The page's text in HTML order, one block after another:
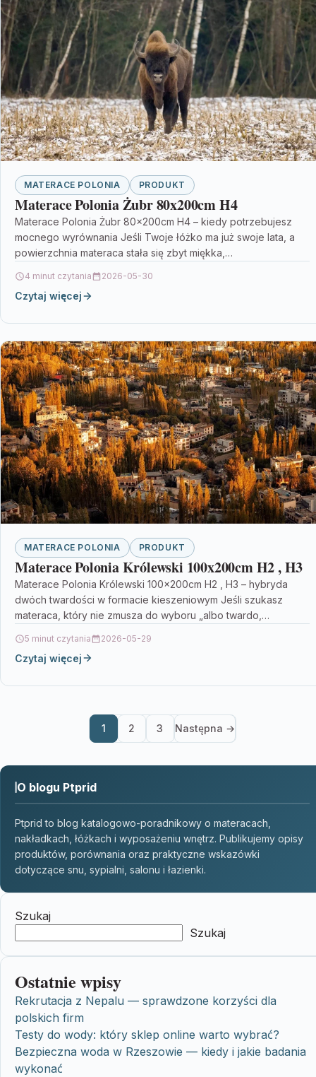
MATERACE POLONIA PRODUKT
Materace Polonia Żubr 80x200cm H4
Materace Polonia Żubr 80x200cm H4 – kiedy potrzebujesz
mocnego wyrównania Jeśli Twoje łóżko ma już swoje lata, a
powierzchnia materaca stała się zbyt miękka,…
4 minut czytania 2026-05-30
Czytaj więcej
MATERACE POLONIA PRODUKT
Materace Polonia Królewski 100x200cm H2 , H3
Materace Polonia Królewski 100x200cm H2 , H3 – hybryda
dwóch twardości w formacie kieszeniowym Jeśli szukasz
materaca, który nie zmusza do wyboru „albo twardo,…
5 minut czytania 2026-05-29
Czytaj więcej
1 2 3 Następna →
O blogu Ptprid
Ptprid to blog katalogowo-poradnikowy o materacach,
nakładkach, łóżkach i wyposażeniu wnętrz. Publikujemy opisy
produktów, porównania oraz praktyczne wskazówki
dotyczące snu, sypialni, salonu i łazienki.
Szukaj
Szukaj
Ostatnie wpisy
Rekrutacja z Nepalu — sprawdzone korzyści dla
polskich firm
Testy do wody: który sklep online warto wybrać?
Bezpieczna woda w Rzeszowie — kiedy i jakie badania
wykonać